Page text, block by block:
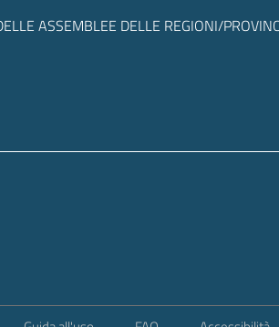
ASSEMBLEE DELLE REGIONI/